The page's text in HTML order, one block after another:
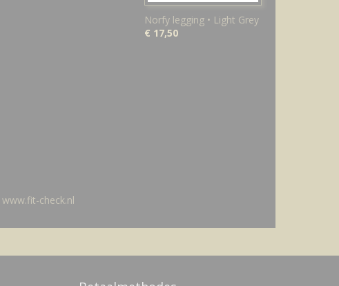
Norfy legging • Light Grey
€ 17,50
www.fit-check.nl